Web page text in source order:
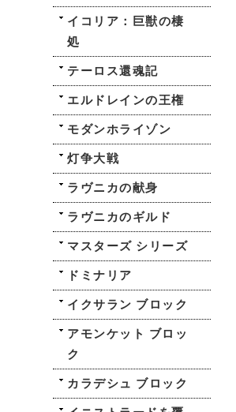
イコリア：巨獣の棲
処
テーロス還魂記
エルドレインの王権
モダンホライゾン
灯争大戦
ラヴニカの献身
ラヴニカのギルド
マスターズ シリーズ
ドミナリア
イクサラン ブロック
アモンケット ブロッ
ク
カラデシュ ブロック